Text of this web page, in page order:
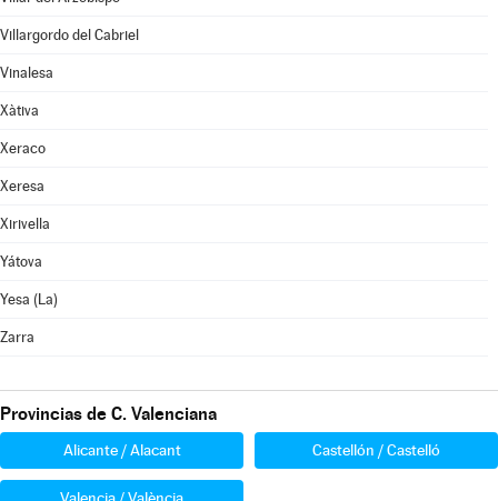
Villargordo del Cabriel
Vinalesa
Xàtiva
Xeraco
Xeresa
Xirivella
Yátova
Yesa (La)
Zarra
Provincias de C. Valenciana
Alicante / Alacant Castellón / Castelló